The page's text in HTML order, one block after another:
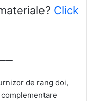
Click
de rang doi,